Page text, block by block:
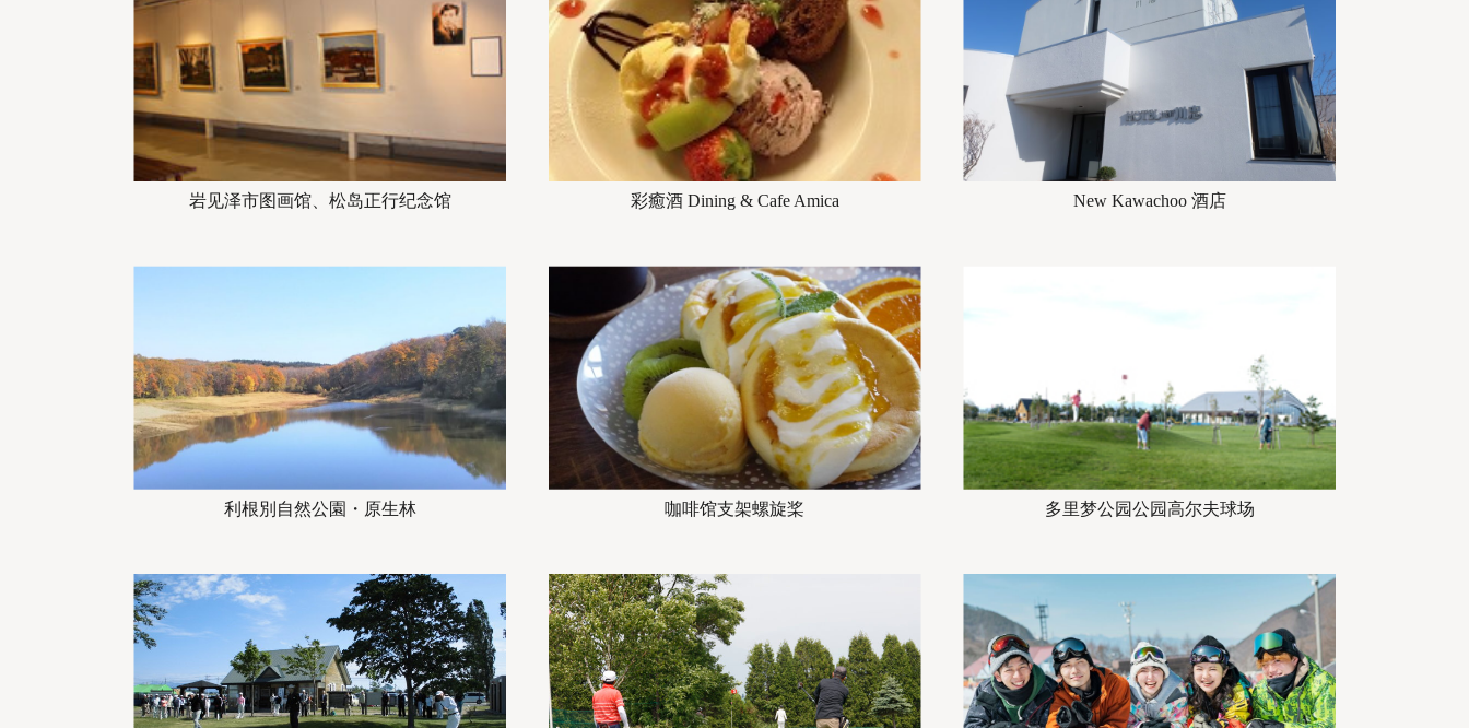
岩见泽市图画馆、松岛正行纪念馆 彩癒酒 Dining & Cafe Amica New Kawachoo 酒店
利根別自然公園・原生林 咖啡馆支架螺旋桨 多里梦公园公园高尔夫球场